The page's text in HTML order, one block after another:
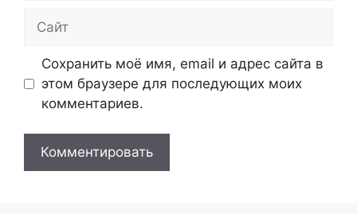
Сохранить моё имя, email и адрес сайта в
этом браузере для последующих моих
комментариев.